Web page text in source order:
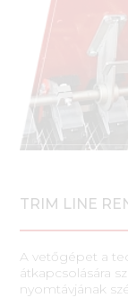
TRIM LINE
A vetőgépet a
átkapcsolására
nyomtávjának